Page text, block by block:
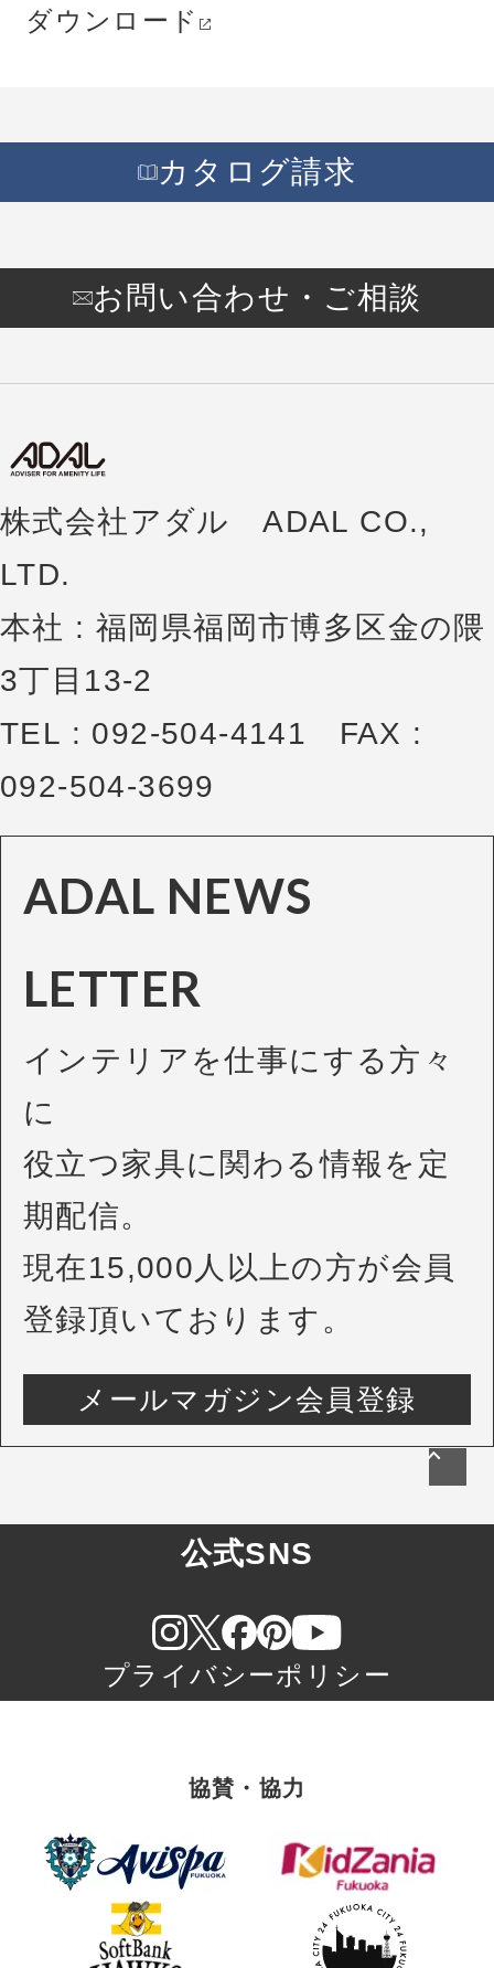
ダウンロード
カタログ請求
お問い合わせ・ご相談
株式会社アダル ADAL CO.,
LTD.
本社 : 福岡県福岡市博多区金の隈
3丁目13-2
TEL : 092-504-4141 FAX :
092-504-3699
ADAL NEWS
LETTER
インテリアを仕事にする方々
に
役立つ家具に関わる情報を定
期配信。
現在15,000人以上の方が会員
登録頂いております。
メールマガジン会員登録
公式SNS
プライバシーポリシー
協賛・協力